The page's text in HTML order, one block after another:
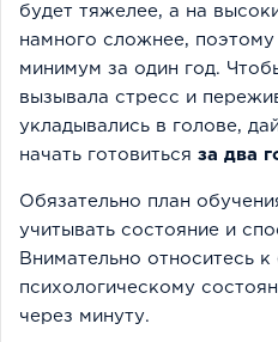
будет тяжелее, а на
намного сложнее, поэтому
минимум за один год.
вызывала стресс и
укладывались в голове,
начать готовиться за два
Обязательно план
учитывать состояние и
Внимательно относитесь
психологическому
через минуту.